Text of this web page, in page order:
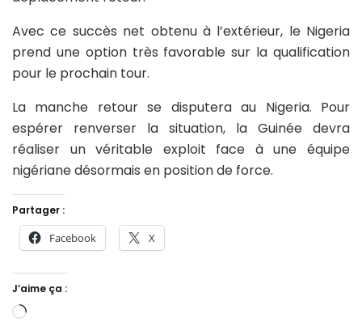
Avec ce succès net obtenu à l’extérieur, le Nigeria
prend une option très favorable sur la qualification
pour le prochain tour.
La manche retour se disputera au Nigeria. Pour
espérer renverser la situation, la Guinée devra
réaliser un véritable exploit face à une équipe
nigériane désormais en position de force.
Partager :
Facebook X
J’aime ça :
Chargement…